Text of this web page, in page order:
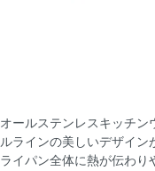
オールステンレスキッチ
ルラインの美しいデザイン
ライパン全体に熱が伝わ